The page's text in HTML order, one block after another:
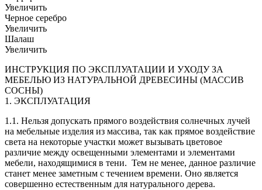
Увеличить
Черное серебро
Увеличить
Шалаш
Увеличить
ИНСТРУКЦИЯ ПО ЭКСПЛУАТАЦИИ И УХОДУ ЗА
МЕБЕЛЬЮ ИЗ НАТУРАЛЬНОЙ ДРЕВЕСИНЫ (МАССИВ
СОСНЫ)
1. ЭКСПЛУАТАЦИЯ
1.1. Нельзя допускать прямого воздействия солнечных лучей
на мебельные изделия из массива, так как прямое воздействие
света на некоторые участки может вызывать цветовое
различие между освещенными элементами и элементами
мебели, находящимися в тени. Тем не менее, данное различие
станет менее заметным с течением времени. Оно является
совершенно естественным для натурального дерева.